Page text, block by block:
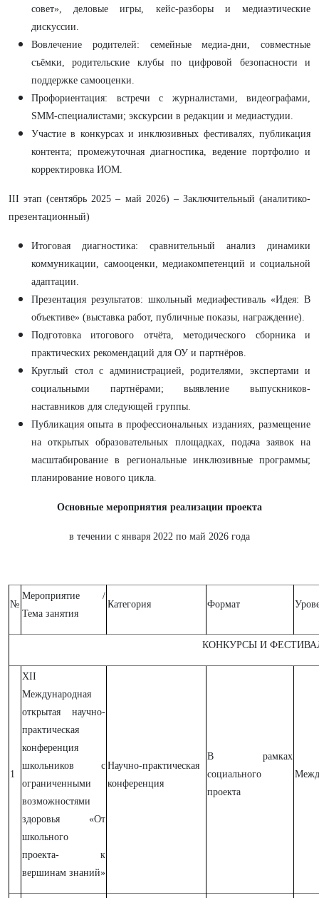
совет», деловые игры, кейс-разборы и медиаэтические
дискуссии.
Вовлечение родителей: семейные медиа-дни, совместные
съёмки, родительские клубы по цифровой безопасности и
поддержке самооценки.
Профориентация: встречи с журналистами, видеографами,
SMM-специалистами; экскурсии в редакции и медиастудии.
Участие в конкурсах и инклюзивных фестивалях, публикация
контента; промежуточная диагностика, ведение портфолио и
корректировка ИОМ.
III этап (сентябрь 2025 – май 2026) – Заключительный (аналитико-
презентационный)
Итоговая диагностика: сравнительный анализ динамики
коммуникации, самооценки, медиакомпетенций и социальной
адаптации.
Презентация результатов: школьный медиафестиваль «Идея: В
объективе» (выставка работ, публичные показы, награждение).
Подготовка итогового отчёта, методического сборника и
практических рекомендаций для ОУ и партнёров.
Круглый стол с администрацией, родителями, экспертами и
социальными партнёрами; выявление выпускников-
наставников для следующей группы.
Публикация опыта в профессиональных изданиях, размещение
на открытых образовательных площадках, подача заявок на
масштабирование в региональные инклюзивные программы;
планирование нового цикла.
Основные мероприятия реализации проекта
в течении с января 2022 по май 2026 года
№
Мероприятие /
Тема занятия
Категория Формат
КОНКУРСЫ И
1
ХII
Международная
открытая научно-
практическая
конференция
школьников с
ограниченными
возможностями
здоровья «От
школьного
проекта- к
вершинам знаний»
Научно-практическая
конференция
В рамках
социального
проекта